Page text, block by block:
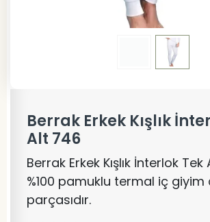
Berrak Erkek Kışlık
Alt 746
Berrak Erkek Kışlık İnterlok Tek
%100 pamuklu termal iç giyim
parçasıdır.